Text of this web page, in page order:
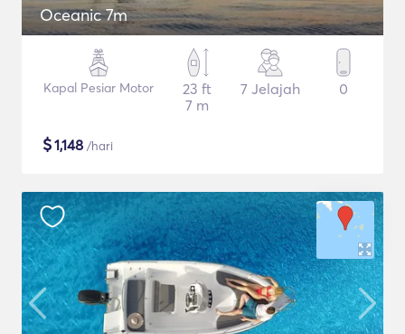
Oceanic 7m
Kapal Pesiar Motor
23 ft
7 m
7 Jelajah 0
$1,148 /hari